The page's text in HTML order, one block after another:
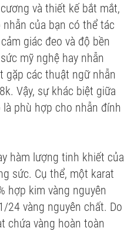
và thiết kế bắt mắt,
của bạn có thể tác
giác đeo và độ bền
mỹ nghệ hay nhẫn
gặp các thuật ngữ nhẫn
Vậy, sự khác biệt giữa
phù hợp cho nhẫn đính
hàm lượng tinh khiết của
sức. Cụ thể, một karat
hợp kim vàng nguyên
24 vàng nguyên chất. Do
chứa vàng hoàn toàn